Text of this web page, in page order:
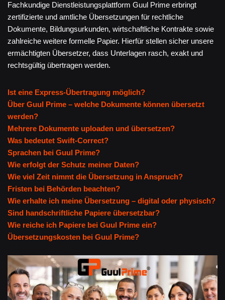
Fachkundige Dienstleistungsplattform Guul Prime erbringt
zertifizierte und amtliche Übersetzungen für rechtliche
Dokumente, Bildungsurkunden, wirtschaftliche Kontrakte sowie
zahlreiche weitere formelle Papier. Hierfür stellen sicher unsere
ermächtigten Übersetzer, dass Unterlagen rasch, exakt und
rechtsgültig übertragen werden.
Ist eine Express-Übertragung möglich?
Über Guul Prime – welche Dokumente können übersetzt
werden?
Mehrere Dokumente uploaden und übersetzen?
Was bedeutet Swift-Correct?
Sprachen bei Guul Prime?
Wie erfolgt der Schutz meiner Daten?
Wie viel Zeit nimmt die Übersetzung in Anspruch?
Fristen bei Behörden beachten?
Wie erhalte ich meine Übersetzung – digital oder physisch?
Sind handschriftliche Papiere übersetzbar?
Wie reiche ich Papiere bei Guul Prime ein?
Übersetzungskosten bei Guul Prime?